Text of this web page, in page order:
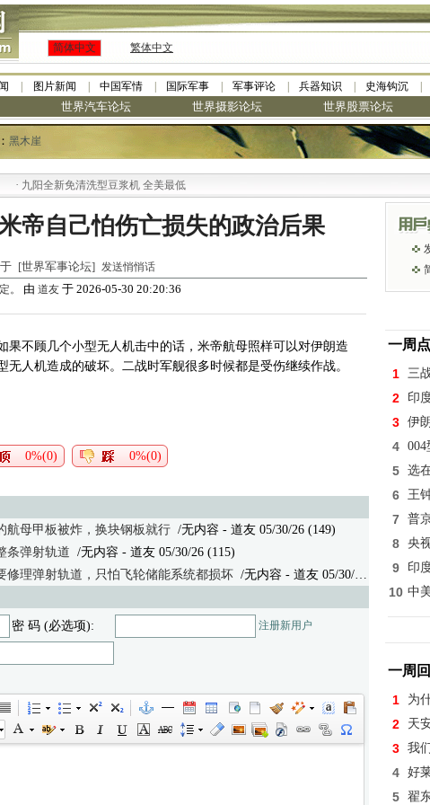
简体中文 繁体中文
图片新闻 中国军情 国际军事 军事评论 兵器知识 史海钩沉
世界汽车论坛 世界摄影论坛 世界股票论坛
黑木崖
九阳全新免清洗型豆浆机 全美最低
帝自己怕伤亡损失的政治后果
[世界军事论坛] 发送悄悄话
。 由 道友 于 2026-05-30 20:20:36
果不顾几个小型无人机击中的话，米帝航母照样可以对伊朗造
人机造成的破坏。二战时军舰很多时候都是受伤继续作战。
0%(0) 0%(0)
航母甲板被炸，换块钢板就行 /无内容 - 道友 05/30/26 (149)
条弹射轨道 /无内容 - 道友 05/30/26 (115)
修理弹射轨道，只怕飞轮储能系统都损坏 /无内容 - 道友 05/30/26 (114)
密 码 (必选项): 注册新用户
一周
1 三
2 印
3 伊
4 004
5 选
6 王
7 普
8 央
9 印
10 中
一周
1 为
2 天
3 我
4 好
5 翟